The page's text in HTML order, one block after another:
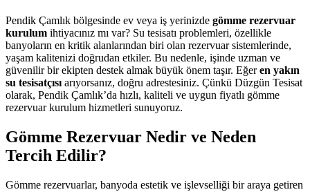
Pendik Çamlık bölgesinde ev veya iş yerinizde gömme rezervuar
kurulum ihtiyacınız mı var? Su tesisatı problemleri, özellikle
banyoların en kritik alanlarından biri olan rezervuar sistemlerinde,
yaşam kalitenizi doğrudan etkiler. Bu nedenle, işinde uzman ve
güvenilir bir ekipten destek almak büyük önem taşır. Eğeren yakın
su tesisatçısı arıyorsanız, doğru adrestesiniz. Çünkü Düzgün Tesisat
olarak, Pendik Çamlık’da hızlı, kaliteli ve uygun fiyatlı gömme
rezervuar kurulum hizmetleri sunuyoruz.
Gömme Rezervuar Nedir ve Neden
Tercih Edilir?
Gömme rezervuarlar, banyoda estetik ve işlevselliği bir araya getiren